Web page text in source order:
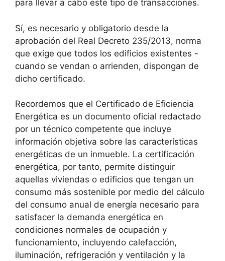
para llevar a cabo este tipo de transacciones.
Sí, es necesario y obligatorio desde la
aprobación del Real Decreto 235/2013, norma
que exige que todos los edificios existentes -
cuando se vendan o arrienden, dispongan de
dicho certificado.
Recordemos que el Certificado de Eficiencia
Energética es un documento oficial redactado
por un técnico competente que incluye
información objetiva sobre las características
energéticas de un inmueble. La certificación
energética, por tanto, permite distinguir
aquellas viviendas o edificios que tengan un
consumo más sostenible por medio del cálculo
del consumo anual de energía necesario para
satisfacer la demanda energética en
condiciones normales de ocupación y
funcionamiento, incluyendo calefacción,
iluminación, refrigeración y ventilación y la